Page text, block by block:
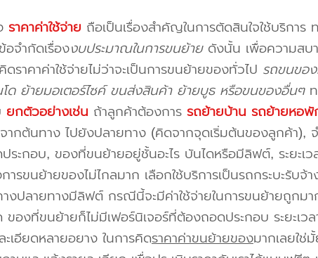
ราคาค่าใช้จ่าย ถือเป็นเรื่องสำคัญในการตัดสินใจใช้บริการ
อจำกัดเรื่องงบประมาณในการขนย้ายดังนั้น เพื่อความสบ
ดราคาค่าใช้จ่ายไม่ว่าจะเป็นการขนย้ายของทั่วไป รถขนขอ
ด ย้ายมอเตอร์ไซค์ ขนส่งสินค้า ย้ายบูธ หรือขนของอื่นๆท
ยกตัวอย่างเช่น ถ้าลูกค้าต้องการ รถย้ายบ้าน รถย้ายหอพั
ากต้นทาง ไปยังปลายทาง (คิดจากจุดเริ่มต้นของลูกค้า),
ระกอบ, ของที่ขนย้ายอยู่ชั้นอะไร บันไดหรือมีลิฟต์, ระยะเ
ารขนย้ายของไม่ไกลมาก เลือกใช้บริการเป็นรถกระบะรั
งปลายทางมีลิฟต์ กรณีนี้จะมีค่าใช้จ่ายในการขนย้ายถูกมา
ของที่ขนย้ายก็ไม่มีเฟอร์นิเจอร์ที่ต้องถอดประกอบ ระยะเว
ะเอียดหลายอยาง ในการคิดราคาค่าขนย้ายของมากเลยใช่